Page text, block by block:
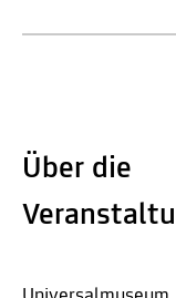
Über die